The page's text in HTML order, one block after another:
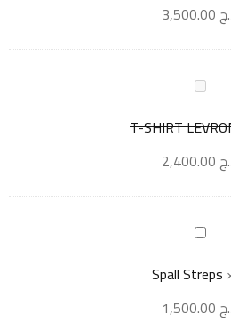
T-SHIRT
Spall Streps